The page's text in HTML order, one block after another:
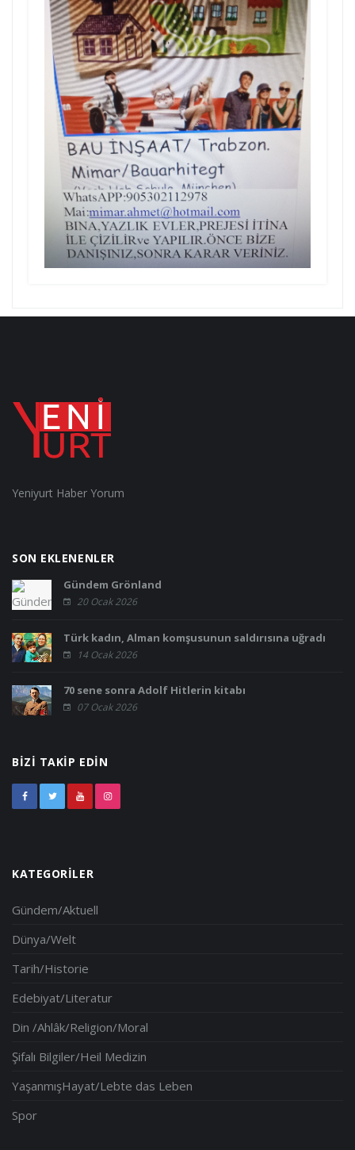
Yeniyurt Haber Yorum
SON EKLENENLER
Gündem Grönland
20 Ocak 2026
Türk kadın, Alman komşusunun saldırısına uğradı
14 Ocak 2026
70 sene sonra Adolf Hitlerin kitabı
07 Ocak 2026
BIZI TAKIP EDIN
KATEGORILER
Gündem/Aktuell
Dünya/Welt
Tarih/Historie
Edebiyat/Literatur
Din /Ahlâk/Religion/Moral
Şifalı Bilgiler/Heil Medizin
YaşanmışHayat/Lebte das Leben
Spor